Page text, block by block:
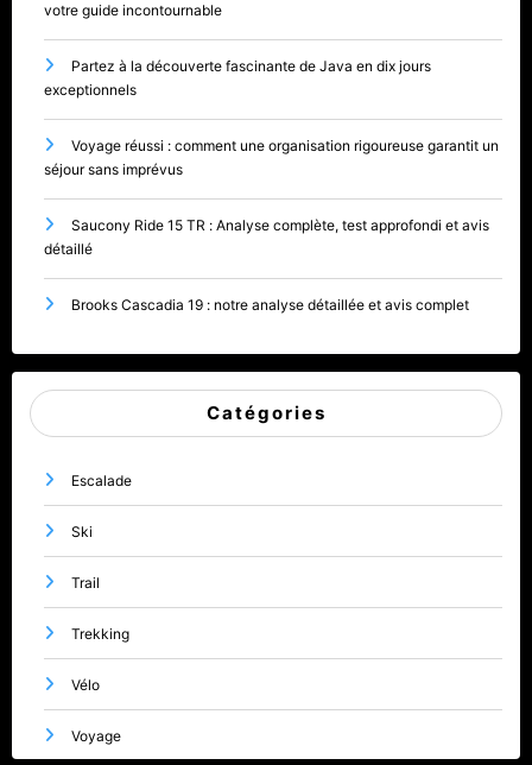
votre guide incontournable
Partez à la découverte fascinante de Java en dix jours
exceptionnels
Voyage réussi : comment une organisation rigoureuse garantit un
séjour sans imprévus
Saucony Ride 15 TR : Analyse complète, test approfondi et avis
détaillé
Brooks Cascadia 19 : notre analyse détaillée et avis complet
Catégories
Escalade
Ski
Trail
Trekking
Vélo
Voyage